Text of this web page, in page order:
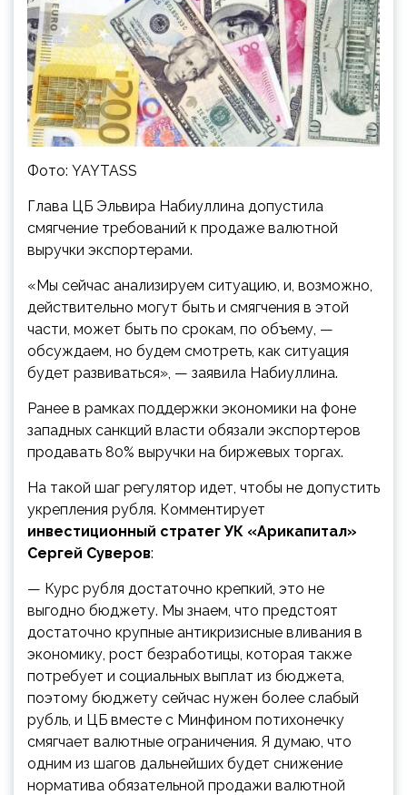
Фото: YAYTASS
Глава ЦБ Эльвира Набиуллина допустила
смягчение требований к продаже валютной
выручки экспортерами.
«Мы сейчас анализируем ситуацию, и, возможно,
действительно могут быть и смягчения в этой
части, может быть по срокам, по объему, —
обсуждаем, но будем смотреть, как ситуация
будет развиваться», — заявила Набиуллина.
Ранее в рамках поддержки экономики на фоне
западных санкций власти обязали экспортеров
продавать 80% выручки на биржевых торгах.
На такой шаг регулятор идет, чтобы не допустить
укрепления рубля. Комментирует
инвестиционный стратег УК «Арикапитал»
Сергей Суверов:
— Курс рубля достаточно крепкий, это не
выгодно бюджету. Мы знаем, что предстоят
достаточно крупные антикризисные вливания в
экономику, рост безработицы, которая также
потребует и социальных выплат из бюджета,
поэтому бюджету сейчас нужен более слабый
рубль, и ЦБ вместе с Минфином потихонечку
смягчает валютные ограничения. Я думаю, что
одним из шагов дальнейших будет снижение
норматива обязательной продажи валютной